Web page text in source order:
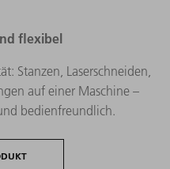
flexibel​
Stanzen, Laserschneiden,
auf einer Maschine –
bedienfreundlich.